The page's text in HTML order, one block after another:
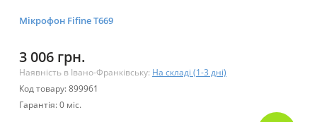
Мікрофон Fifine T669
3 006 грн.
Наявність в Івано-Франківську: На складі (1-3 дні)
Код товару: 899961
Гарантія: 0 міс.